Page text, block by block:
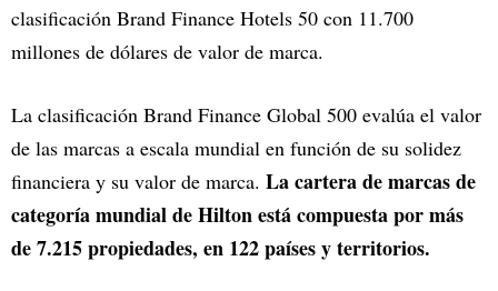
clasificación Brand Finance Hotels 50 con 11.700
millones de dólares de valor de marca.
La clasificación Brand Finance Global 500 evalúa el valor
de las marcas a escala mundial en función de su solidez
financiera y su valor de marca. La cartera de marcas de
categoría mundial de Hilton está compuesta por más
de 7.215 propiedades, en 122 países y territorios.